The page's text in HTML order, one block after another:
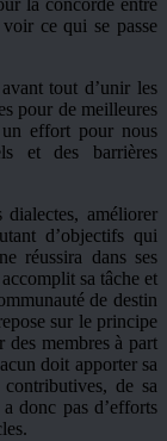
la concorde entre
ce qui se passe
tout d’unir les
pour de meilleures
effort pour nous
et des barrières
améliorer
d’objectifs qui
réussira dans ses
sa tâche et
de destin
sur le principe
des membres à part
doit apporter sa
de sa
donc pas d’efforts